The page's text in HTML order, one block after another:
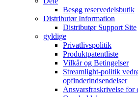
Besøg reservedelsbutik
Distributør Information
Distributør Support Site
gyldige
Privatlivspolitik
Produktpatentliste
Vilkår og Betingelser
Streamlight-politik
opfinderindsendelser
Ansvarsfraskrivelse for